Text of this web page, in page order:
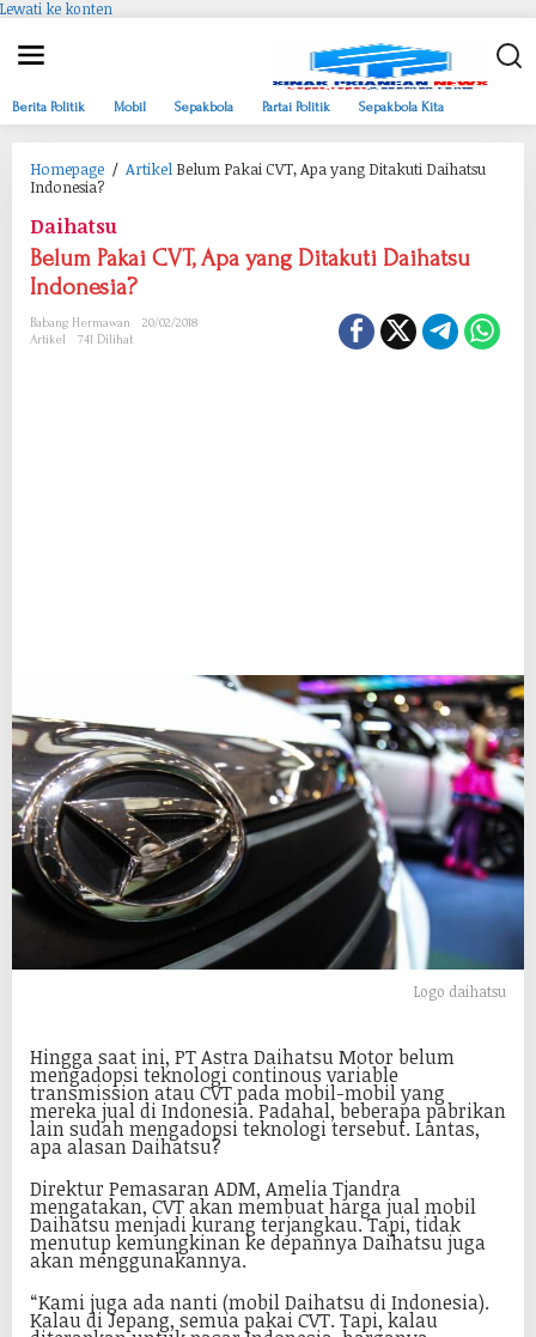
Lewati ke konten
Berita Politik Mobil Sepakbola Partai Politik Sepakbola Kita
Homepage / Artikel Belum Pakai CVT, Apa yang Ditakuti Daihatsu
Indonesia?
Daihatsu
Belum Pakai CVT, Apa yang Ditakuti Daihatsu
Indonesia?
Babang Hermawan
20/02/2018
Artikel
741 Dilihat
Logo daihatsu
Hingga saat ini, PT Astra Daihatsu Motor belum
mengadopsi teknologi continous variable
transmission atau CVT pada mobil-mobil yang
mereka jual di Indonesia. Padahal, beberapa pabrikan
lain sudah mengadopsi teknologi tersebut. Lantas,
apa alasan Daihatsu?
Direktur Pemasaran ADM, Amelia Tjandra
mengatakan, CVT akan membuat harga jual mobil
Daihatsu menjadi kurang terjangkau. Tapi, tidak
menutup kemungkinan ke depannya Daihatsu juga
akan menggunakannya.
“Kami juga ada nanti (mobil Daihatsu di Indonesia).
Kalau di Jepang, semua pakai CVT. Tapi, kalau